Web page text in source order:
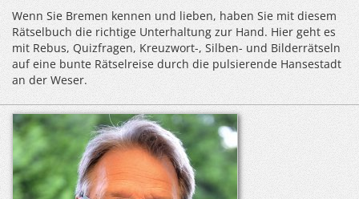
Wenn Sie Bremen kennen und lieben, haben Sie mit diesem
Rätselbuch die richtige Unterhaltung zur Hand. Hier geht es
mit Rebus, Quizfragen, Kreuzwort-, Silben- und Bilderrätseln
auf eine bunte Rätselreise durch die pulsierende Hansestadt
an der Weser.